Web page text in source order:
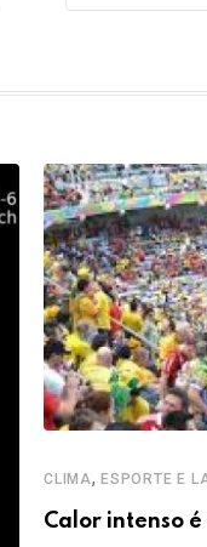
CLIMA, ESPORTE E
Calor intenso